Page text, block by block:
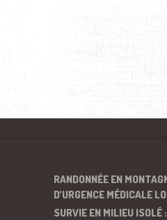
RANDONNÉE EN
D’URGENCE MÉDICALE
SURVIE EN MILIEU ISOLÉ